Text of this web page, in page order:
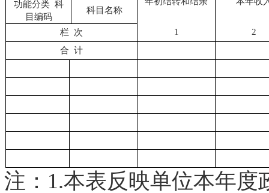
功能分类科
目编码
科目名称
栏 次 1
2
合 计
注： 1.本表反映单位本年